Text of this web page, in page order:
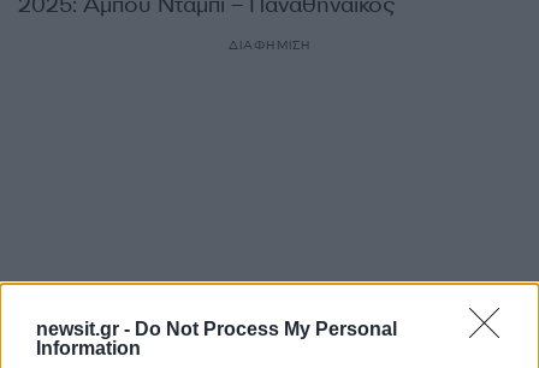
newsit.gr - Do Not Process My Personal
Information
ΔΙΑΦΗΜΙΣΗ